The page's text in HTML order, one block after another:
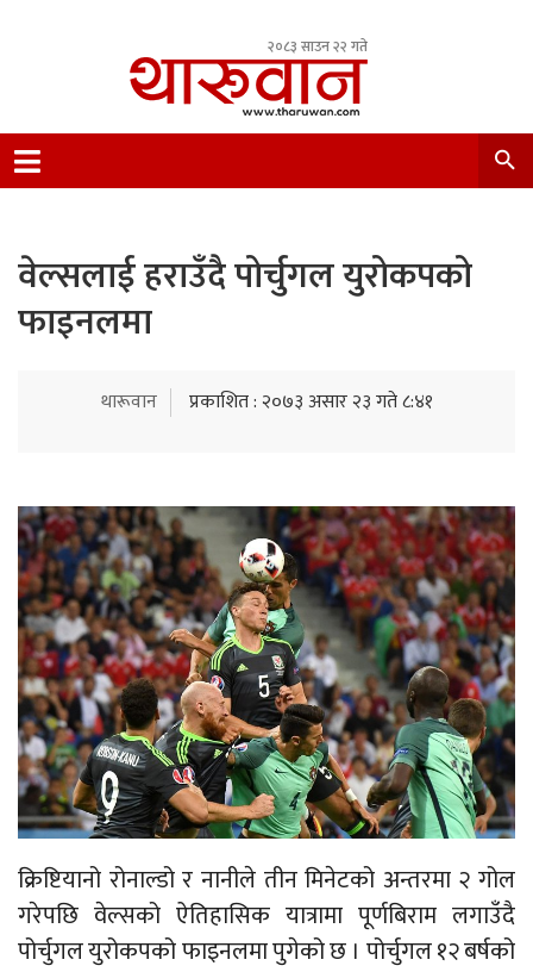
२०८३ साउन २२ गते
Nepal.
वेल्सलाई हराउँदै पोर्चुगल युरोकपको
फाइनलमा
थारूवान प्रकाशित : २०७३ असार २३ गते ८:४१
क्रिष्टियानो रोनाल्डो र नानीले तीन मिनेटको अन्तरमा २ गोल
गरेपछि वेल्सको ऐतिहासिक यात्रामा पूर्णबिराम लगाउँदै
पोर्चुगल युरोकपको फाइनलमा पुगेको छ । पोर्चुगल १२ बर्षको